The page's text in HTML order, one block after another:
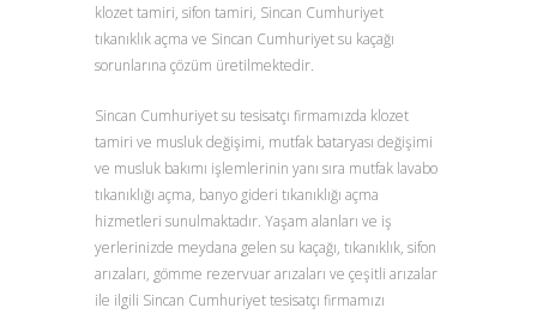
klozet tamiri, sifon tamiri, Sincan Cumhuriyet
tıkanıklık açma ve Sincan Cumhuriyet su kaçağı
sorunlarına çözüm üretilmektedir.
Sincan Cumhuriyet su tesisatçı firmamızda klozet
tamiri ve musluk değişimi, mutfak bataryası değişimi
ve musluk bakımı işlemlerinin yanı sıra mutfak lavabo
tıkanıklığı açma, banyo gideri tıkanıklığı açma
hizmetleri sunulmaktadır. Yaşam alanları ve iş
yerlerinizde meydana gelen su kaçağı, tıkanıklık, sifon
arızaları, gömme rezervuar arızaları ve çeşitli arızalar
ile ilgili Sincan Cumhuriyet tesisatçı firmamızı